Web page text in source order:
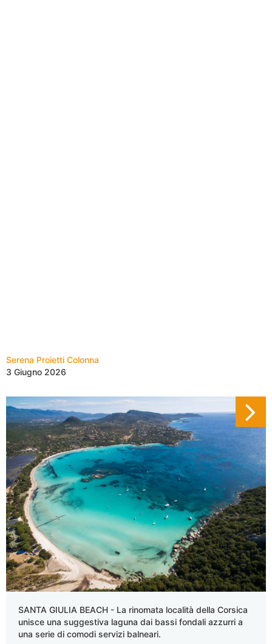
Serena Proietti Colonna
3 Giugno 2026
SANTA GIULIA BEACH - La rinomata località della Corsica
unisce una suggestiva laguna dai bassi fondali azzurri a
una serie di comodi servizi balneari.